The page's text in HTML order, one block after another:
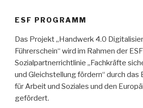
ESF PROGRAMM
Das Projekt „Handwerk 4.0
Führerschein“ wird im Rahmen der
Sozialpartnerrichtlinie „Fachkräfte
und Gleichstellung fördern“ durch das
für Arbeit und Soziales und den
gefördert.